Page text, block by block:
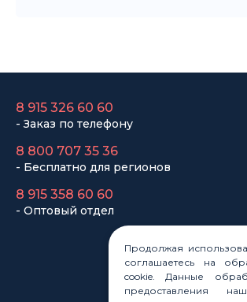
- Оптовый отдел
Карта сайта
Продолжая
соглашаетесь на
cookie. Данные
предоставления